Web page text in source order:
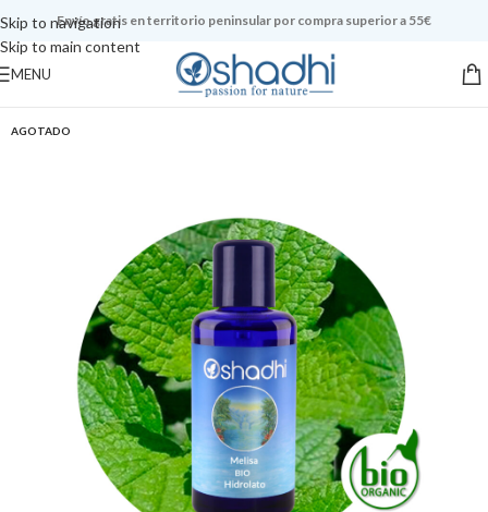
Skip to navigation
Skip to main content
Envío gratis en territorio peninsular por compra superior a 55€
MENU
AGOTADO